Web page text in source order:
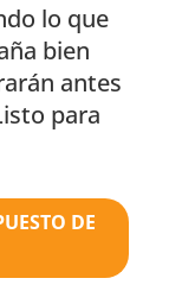
lo que
bien
antes
para
DE